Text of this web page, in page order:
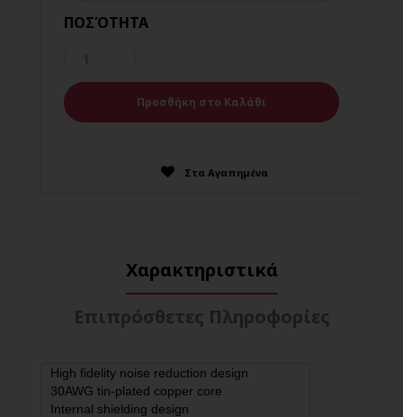
ΠΟΣΌΤΗΤΑ
Στα Αγαπημένα
Χαρακτηριστικά
Επιπρόσθετες Πληροφορίες
High fidelity noise reduction design
30AWG tin-plated copper core
Internal shielding design